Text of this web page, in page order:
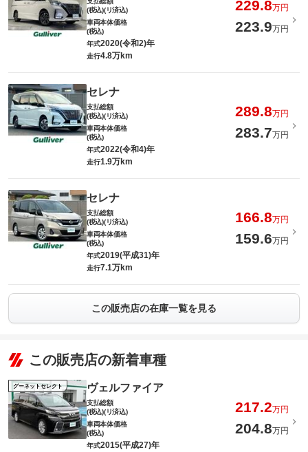
(税込)(リ済込)
229.8万円
車両本体価格
(税込)
223.9万円
年式2020(令和2)年
走行4.8万km
セレナ
支払総額
(税込)(リ済込)
289.8万円
車両本体価格
(税込)
283.7万円
年式2022(令和4)年
走行1.9万km
セレナ
支払総額
(税込)(リ済込)
166.8万円
車両本体価格
(税込)
159.6万円
年式2019(平成31)年
走行7.1万km
この販売店の在庫一覧を見る
この販売店の新着車種
グーネットセレクト ヴェルファイア
支払総額
(税込)(リ済込)
217.2万円
車両本体価格
(税込)
204.8万円
年式2015(平成27)年